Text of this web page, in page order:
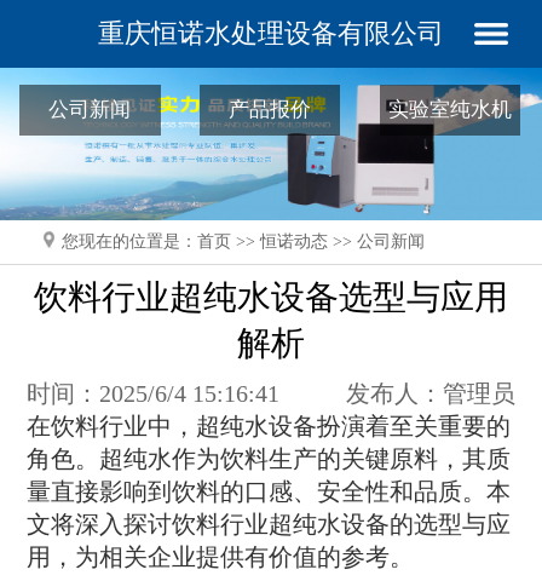
重庆恒诺水处理设备有限公司
公司新闻 产品报价 实验室纯水机
常见问题
您现在的位置是： 首页 >>恒诺动态>> 公司新闻
饮料行业超纯水设备选型与应用
解析
时间：2025/6/4 15:16:41
发布人：管理员
在饮料行业中，超纯水设备扮演着至关重要的
角色。超纯水作为饮料生产的关键原料，其质
量直接影响到饮料的口感、安全性和品质。本
文将深入探讨饮料行业超纯水设备的选型与应
用，为相关企业提供有价值的参考。